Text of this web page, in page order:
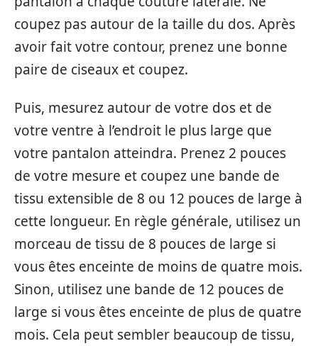
coupez pas autour de la taille du dos. Après
avoir fait votre contour, prenez une bonne
paire de ciseaux et coupez.
Puis, mesurez autour de votre dos et de
votre ventre à l’endroit le plus large que
votre pantalon atteindra. Prenez 2 pouces
de votre mesure et coupez une bande de
tissu extensible de 8 ou 12 pouces de large à
cette longueur. En règle générale, utilisez un
morceau de tissu de 8 pouces de large si
vous êtes enceinte de moins de quatre mois.
Sinon, utilisez une bande de 12 pouces de
large si vous êtes enceinte de plus de quatre
mois. Cela peut sembler beaucoup de tissu,